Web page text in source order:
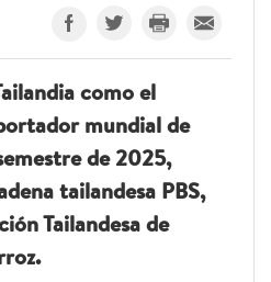
como el
mundial de
de 2025,
tailandesa PBS,
Tailandesa de